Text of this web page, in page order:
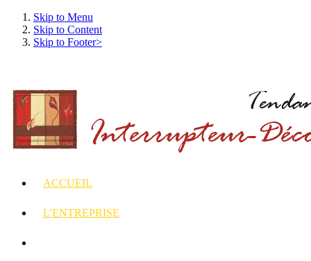
Skip to Menu
Skip to Content
Skip to Footer>
ACCUEIL
L'ENTREPRISE